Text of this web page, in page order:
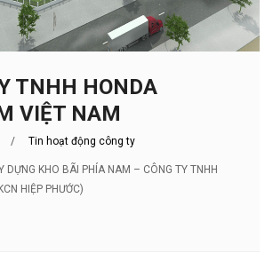
TNHH HONDA
VIỆT NAM
/ Tin hoạt động công ty
DỰNG KHO BÃI PHÍA NAM – CÔNG TY TNHH
HIỆP PHƯỚC)